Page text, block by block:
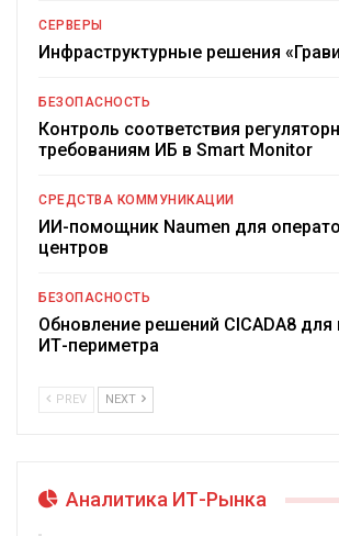
СЕРВЕРЫ
Инфраструктурные решения
БЕЗОПАСНОСТЬ
Контроль соответствия
требованиям ИБ в Smart Monitor
СРЕДСТВА КОММУНИКАЦИИ
ИИ-помощник Naumen для
центров
БЕЗОПАСНОСТЬ
Обновление решений CICADA8 для
ИТ-периметра
PREV NEXT
Аналитика ИТ-Рынка